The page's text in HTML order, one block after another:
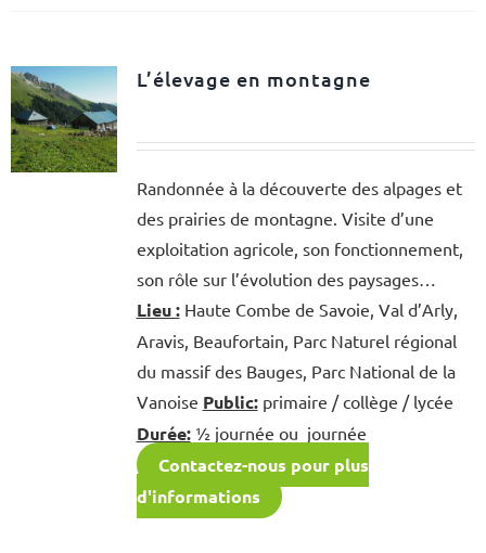
L’élevage en montagne
Randonnée à la découverte des alpages et
des prairies de montagne. Visite d’une
exploitation agricole, son fonctionnement,
son rôle sur l’évolution des paysages…
Lieu :Haute Combe de Savoie, Val d’Arly,
Aravis, Beaufortain, Parc Naturel régional
du massif des Bauges, Parc National de la
Vanoise Public:primaire / collège / lycée
Durée:½ journée ou journée
Contactez-nous pour plus
d'informations